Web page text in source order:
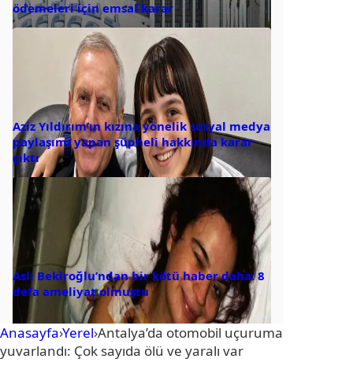
ödemeleri için emsal karar
Aziz Yıldırım’ın kızına yönelik sosyal medya
paylaşımı yapan şüpheli hakkında karar
çıktı
Aslı Bekiroğlu’ndan bir kötü haber daha: 8
defa ameliyat olmuştu
Anasayfa›Yerel›Antalya’da otomobil uçuruma
yuvarlandı: Çok sayıda ölü ve yaralı var